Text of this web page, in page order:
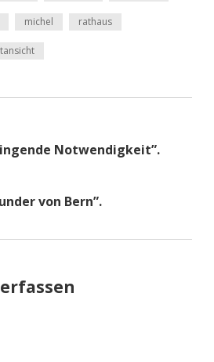
michel rathaus
Notwendigkeit”.
von Bern”.